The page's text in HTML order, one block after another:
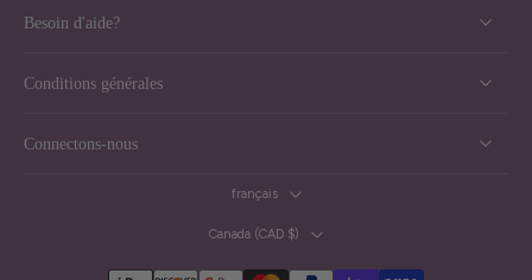
Besoin d'aide?
Conditions générales
Connectons-nous
français
Canada ‎(CAD $)‎